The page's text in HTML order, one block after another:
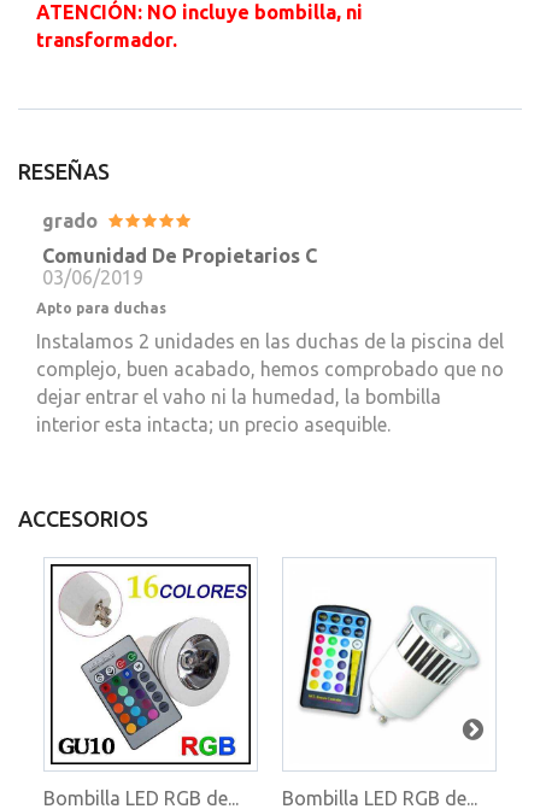
ATENCIÓN: NO incluye bombilla, ni
transformador.
RESEÑAS
grado
Comunidad De Propietarios C
03/06/2019
Apto para duchas
Instalamos 2 unidades en las duchas de la piscina del
complejo, buen acabado, hemos comprobado que no
dejar entrar el vaho ni la humedad, la bombilla
interior esta intacta; un precio asequible.
ACCESORIOS
Bombilla LED RGB de... Bombilla LED RGB de...